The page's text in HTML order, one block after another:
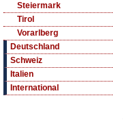
Steiermark
Tirol
Vorarlberg
Deutschland
Schweiz
Italien
International